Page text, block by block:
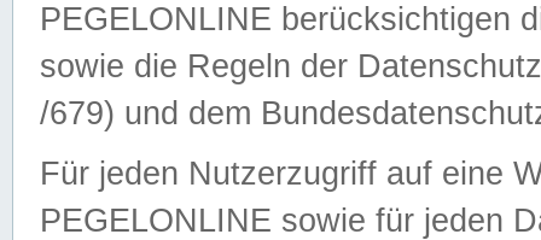
PEGELONLINE berücksichtigen
sowie die Regeln der
/679) und dem
Für jeden Nutzerzugriff auf eine
PEGELONLINE sowie für jeden